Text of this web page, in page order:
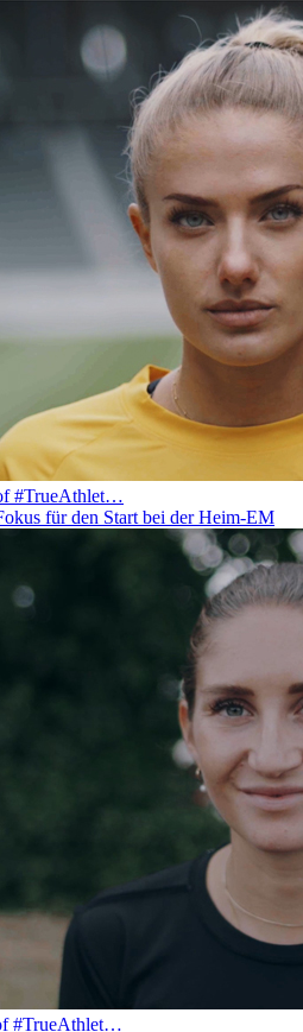
#TrueAthlet…
für den Start bei der Heim-EM
#TrueAthlet…